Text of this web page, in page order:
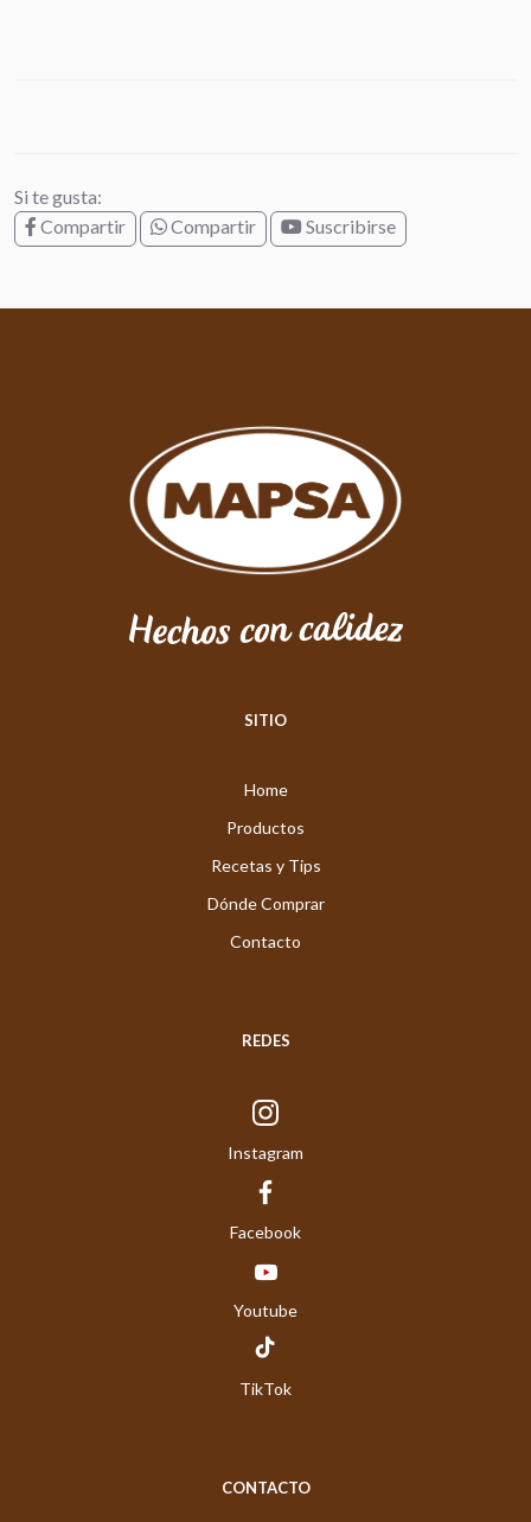
Si te gusta:
Compartir
Compartir Suscribirse
SITIO
Home
Productos
Recetas y Tips
Dónde Comprar
Contacto
REDES
Instagram
Facebook
Youtube
TikTok
CONTACTO